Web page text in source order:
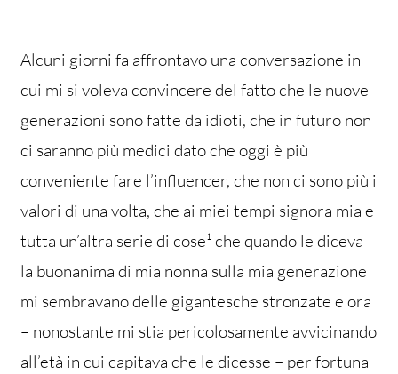
Alcuni giorni fa affrontavo una conversazione in
cui mi si voleva convincere del fatto che le nuove
generazioni sono fatte da idioti, che in futuro non
ci saranno più medici dato che oggi è più
conveniente fare l’influencer, che non ci sono più i
valori di una volta, che ai miei tempi signora mia e
tutta un’altra serie di cose¹ che quando le diceva
la buonanima di mia nonna sulla mia generazione
mi sembravano delle gigantesche stronzate e ora
– nonostante mi stia pericolosamente avvicinando
all’età in cui capitava che le dicesse – per fortuna